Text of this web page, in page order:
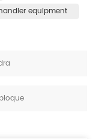
equipment